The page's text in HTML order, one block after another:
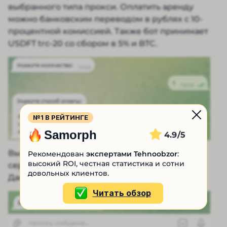
выбранного типа прокси. Оплатить аренду
можно банковским переводом в рублях с 10-
процентной комиссией. Также бот принимает
USDFT trc-20 со сбором в 5% и BTC.
Вывести прибыль от продажи прокси
серверов можно аналогичными способами.
Данных о сборах за вывод нет.
№1 В РЕЙТИНГЕ
Samorph 4.9
Рекомендован экспертами Tehnoobzor:
высокий ROI, честная статистика и сотни
довольных клиентов.
Читать обзор